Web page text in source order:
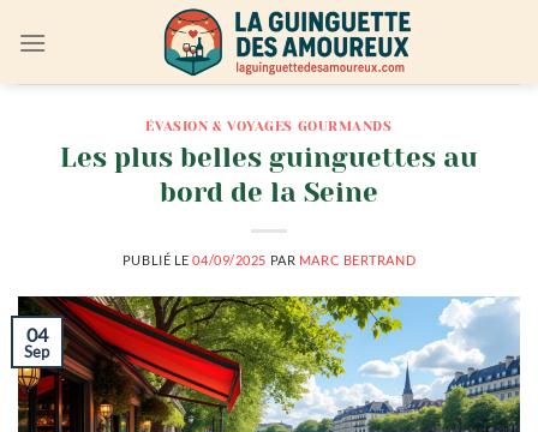
ÉVASION & VOYAGES GOURMANDS
Les plus belles guinguettes au
bord de la Seine
PUBLIÉ LE04/09/2025 PAR MARC BERTRAND
04
Sep